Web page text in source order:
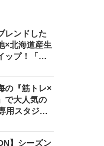
レンドした
×北海道産生
ップ！「フ
ーヒー 愛
て、８月１
らクレープ
の『筋トレ×
で大人気の
用スタジオ
店。
】シーズン